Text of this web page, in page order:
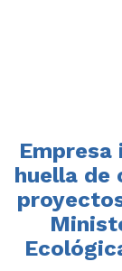
huella de